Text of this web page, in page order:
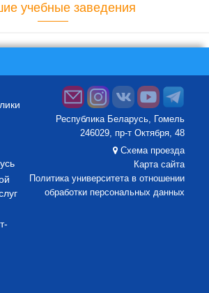
учебные заведения
Республика Беларусь, Гомель
246029, пр-т Октября, 48
Схема проезда
Карта сайта
Политика университета в отношении
обработки персональных данных